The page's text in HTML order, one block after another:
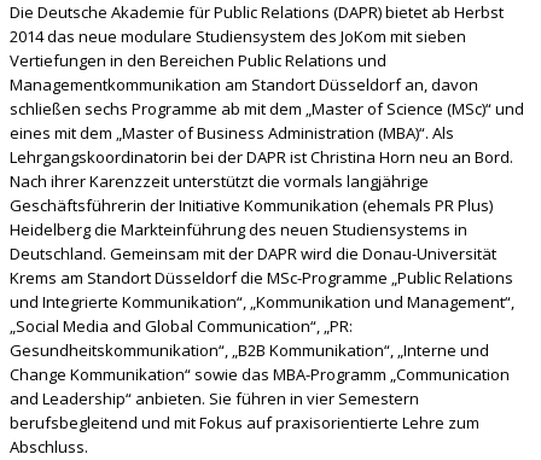
Die Deutsche Akademie für Public Relations (DAPR) bietet ab Herbst
2014 das neue modulare Studiensystem des JoKom mit sieben
Vertiefungen in den Bereichen Public Relations und
Managementkommunikation am Standort Düsseldorf an, davon
schließen sechs Programme ab mit dem „Master of Science (MSc)“ und
eines mit dem „Master of Business Administration (MBA)“. Als
Lehrgangskoordinatorin bei der DAPR ist Christina Horn neu an Bord.
Nach ihrer Karenzzeit unterstützt die vormals langjährige
Geschäftsführerin der Initiative Kommunikation (ehemals PR Plus)
Heidelberg die Markteinführung des neuen Studiensystems in
Deutschland. Gemeinsam mit der DAPR wird die Donau-Universität
Krems am Standort Düsseldorf die MSc-Programme „Public Relations
und Integrierte Kommunikation“, „Kommunikation und Management“,
„Social Media and Global Communication“, „PR:
Gesundheitskommunikation“, „B2B Kommunikation“, „Interne und
Change Kommunikation“ sowie das MBA-Programm „Communication
and Leadership“ anbieten. Sie führen in vier Semestern
berufsbegleitend und mit Fokus auf praxisorientierte Lehre zum
Abschluss.